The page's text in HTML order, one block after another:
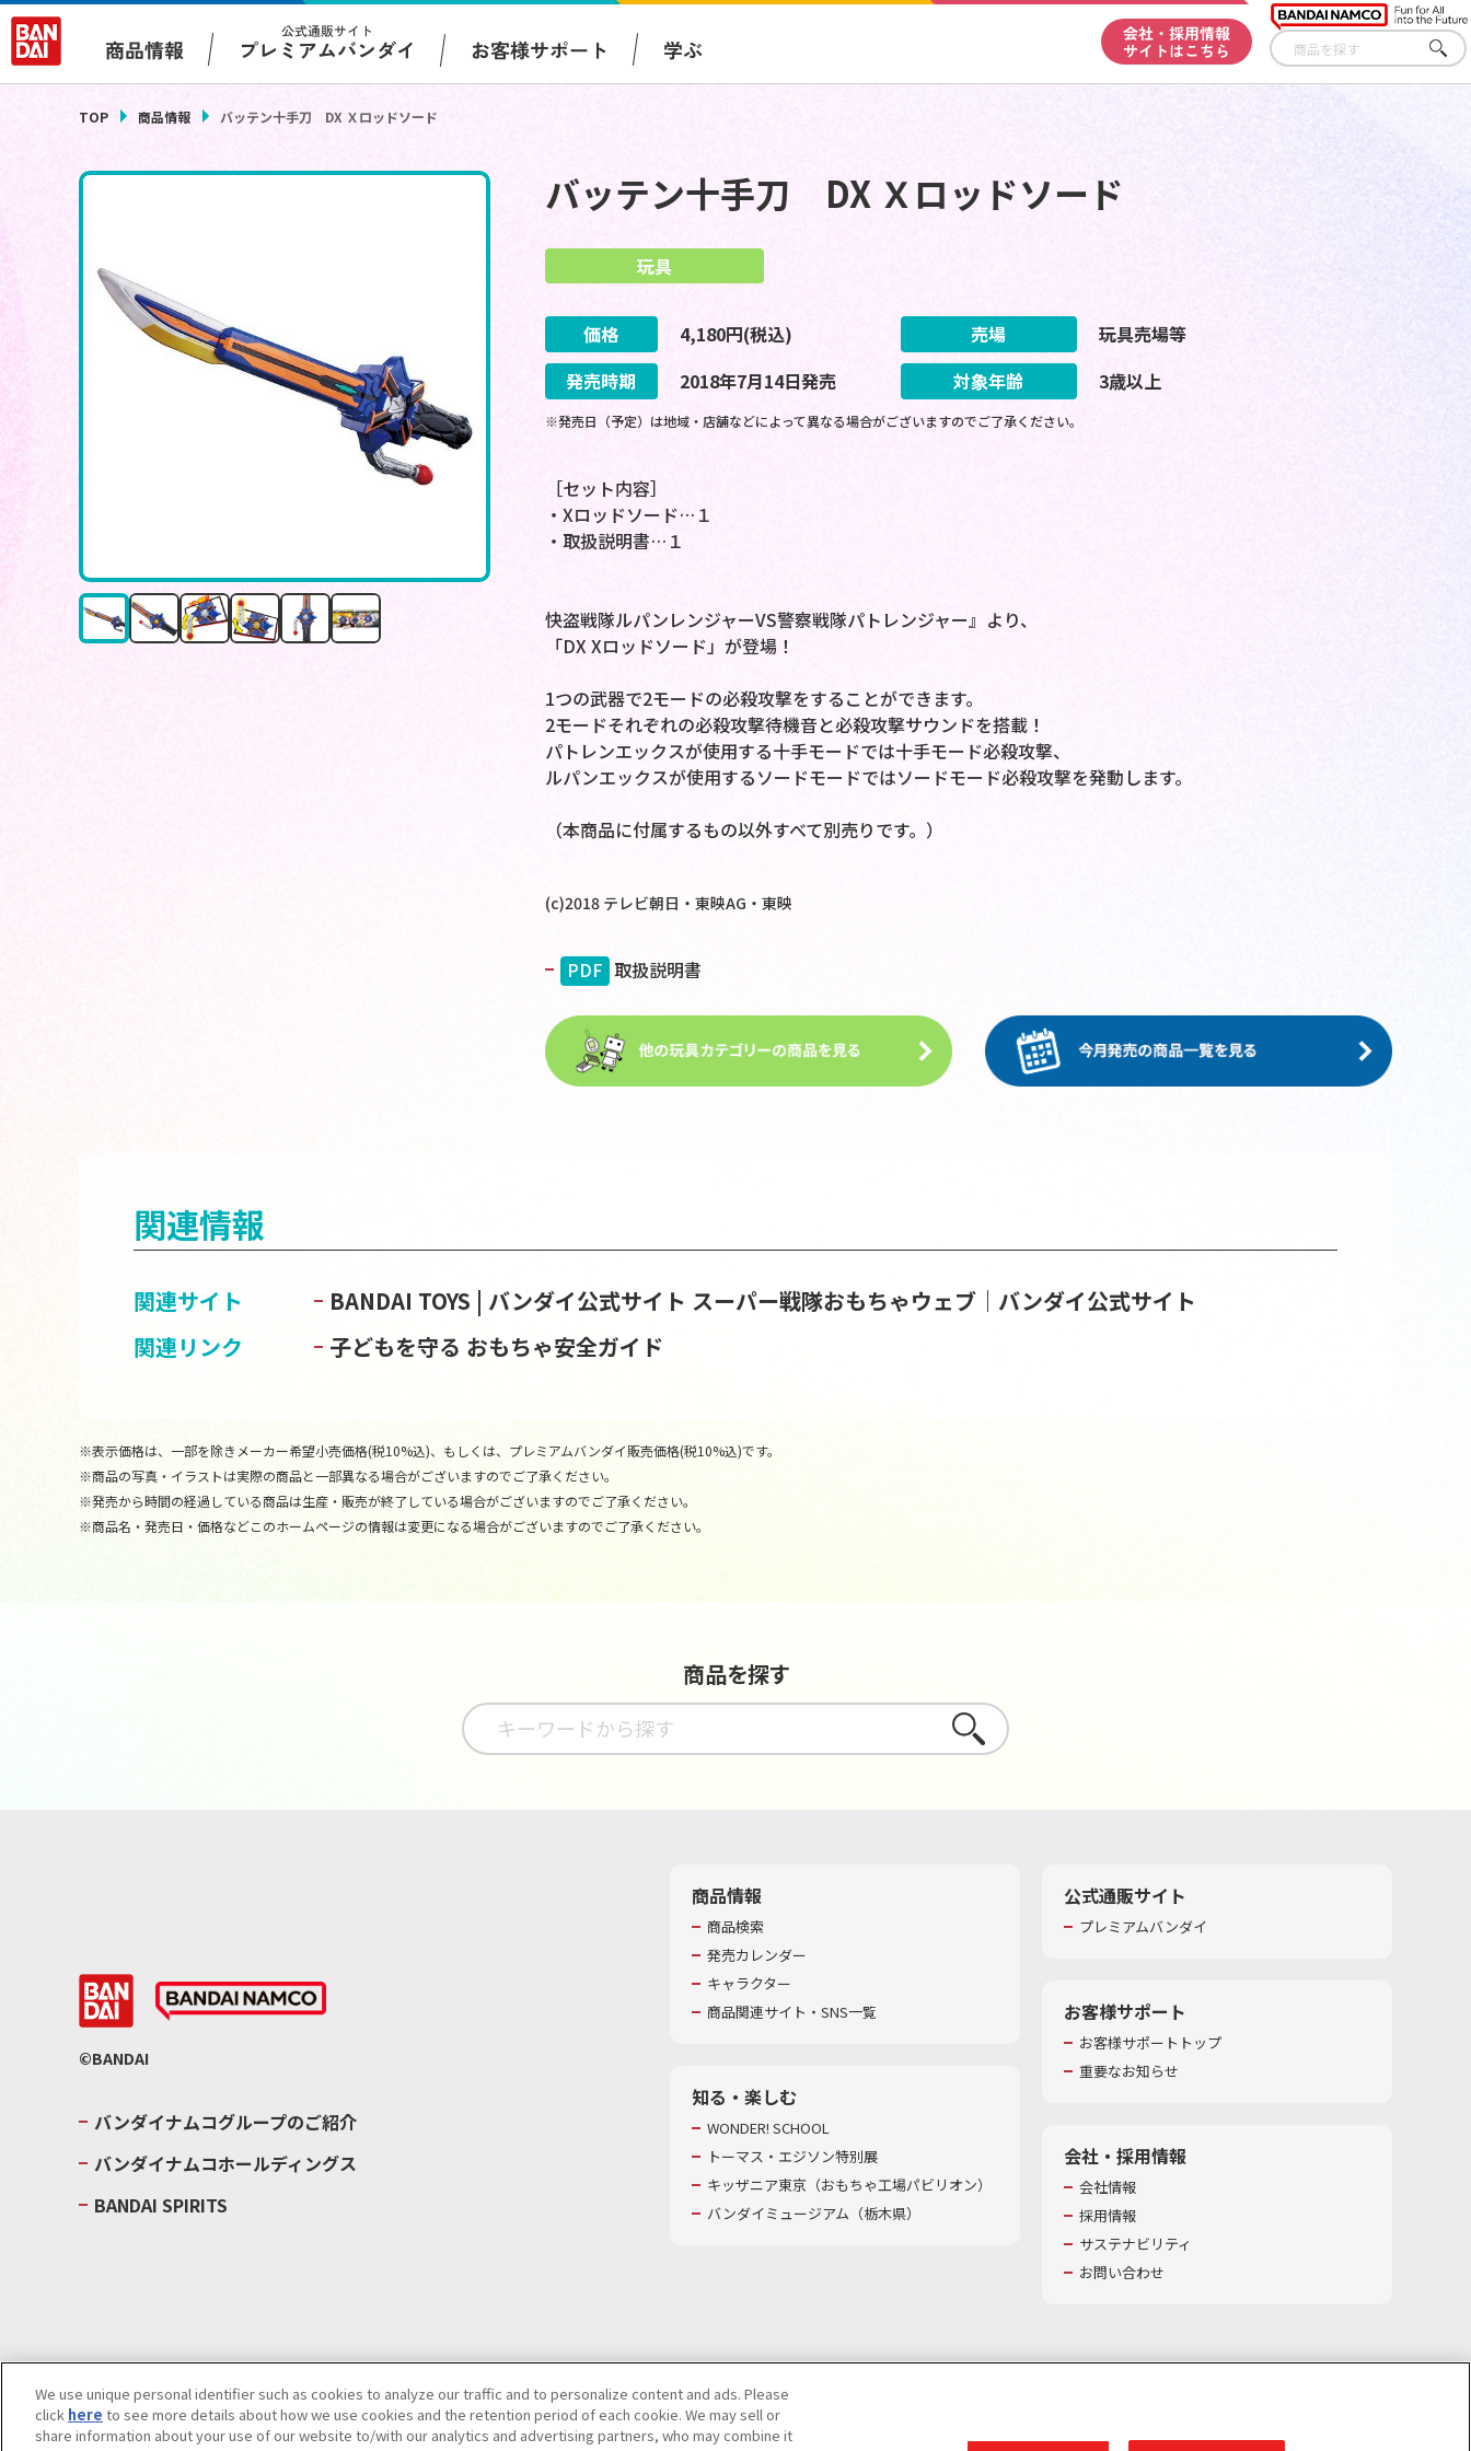
商品情報
公式通販サイト
プレミアムバンダイ お客様サポート 学ぶ
会社・採用情報
サイトはこちら
さが
す
TOP 商品情報 バッテン十手刀 DX Ｘロッドソード
バッテン十手刀 DX Ｘロッドソード
玩具
価格 4,180円(税込) 売場
玩具売場等
発売時期
2018年7月14日発売 対象年齢 3歳以上
※発売日（予定）は地域・店舗などによって異なる場合がございますのでご了承ください。
［セット内容］
・Xロッドソード…１
・取扱説明書…１
快盗戦隊ルパンレンジャーVS警察戦隊パトレンジャー』より、
「DX Xロッドソード」が登場！
1つの武器で2モードの必殺攻撃をすることができます。
2モードそれぞれの必殺攻撃待機音と必殺攻撃サウンドを搭載！
パトレンエックスが使用する十手モードでは十手モード必殺攻撃、
ルパンエックスが使用するソードモードではソードモード必殺攻撃を発動します。
（本商品に付属するもの以外すべて別売りです。）
(c)2018 テレビ朝日・東映AG・東映
PDF 取扱説明書
関連情報
関連サイト BANDAI TOYS | バンダイ公式サイト スーパー戦隊おもちゃウェブ｜バンダイ公式サイト
関連リンク
子どもを守る おもちゃ安全ガイド
※表示価格は、一部を除きメーカー希望小売価格(税10%込)、もしくは、プレミアムバンダイ販売価格(税10%込)です。
※商品の写真・イラストは実際の商品と一部異なる場合がございますのでご了承ください。
※発売から時間の経過している商品は生産・販売が終了している場合がございますのでご了承ください。
※商品名・発売日・価格などこのホームページの情報は変更になる場合がございますのでご了承ください。
商品を探す
さがす
©BANDAI
バンダイナムコグループのご紹介
バンダイナムコホールディングス
BANDAI SPIRITS
商品情報
商品検索
発売カレンダー
キャラクター
商品関連サイト・SNS一覧
知る・楽しむ
WONDER! SCHOOL
トーマス・エジソン特別展
キッザニア東京（おもちゃ工場パビリオン）​
バンダイミュージアム（栃木県）
公式通販サイト
プレミアムバンダイ
お客様サポート
お客様サポートトップ
重要なお知らせ
会社・採用情報
会社情報
採用情報
サステナビリティ
お問い合わせ
ウェブサイトご利用条件ソーシャルメディアポリシー個人情報及び特定個人情報等の取り扱いに関する保護方針
We use unique personal identifier such as cookies to analyze our traffic and to personalize content and ads. Please
click here to see more details about how we use cookies and the retention period of each cookie. We may sell or
share information about your use of our website to/with our analytics and advertising partners, who may combine it